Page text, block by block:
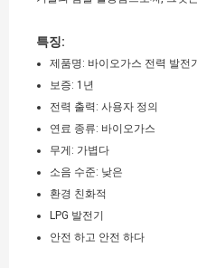
특징:
제품명: 바이오가스 전력 발전기
보증: 1년
전력 출력: 사용자 정의
연료 종류: 바이오가스
무게: 가볍다
소음 수준: 낮은
환경 친화적
LPG 발전기
안전 하고 안전 하다